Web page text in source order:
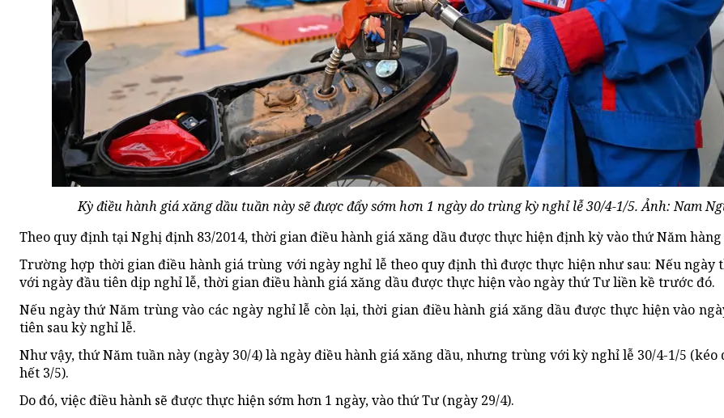
Kỳ điều hành giá xăng dầu tuần này sẽ được đẩy sớm hơn 1 ngày do trùng kỳ nghỉ lễ 30/4-1/5. Ảnh: Nam
Theo quy định tại Nghị định 83/2014, thời gian điều hành giá xăng dầu được thực hiện định kỳ vào thứ Năm hàng
Trường hợp thời gian điều hành giá trùng với ngày nghỉ lễ theo quy định thì được thực hiện như sau: Nếu ngày
với ngày đầu tiên dịp nghỉ lễ, thời gian điều hành giá xăng dầu được thực hiện vào ngày thứ Tư liền kề trước đó.
Nếu ngày thứ Năm trùng vào các ngày nghỉ lễ còn lại, thời gian điều hành giá xăng dầu được thực hiện vào
tiên sau kỳ nghỉ lễ.
Như vậy, thứ Năm tuần này (ngày 30/4) là ngày điều hành giá xăng dầu, nhưng trùng với kỳ nghỉ lễ 30/4-1/5 (kéo
hết 3/5).
Do đó, việc điều hành sẽ được thực hiện sớm hơn 1 ngày, vào thứ Tư (ngày 29/4).